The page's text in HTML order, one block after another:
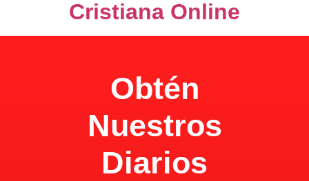
Cristiana Online
Obtén
Nuestros
Diarios